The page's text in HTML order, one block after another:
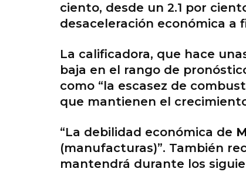
ciento, desde un 2.1 por
desaceleración económica a
La calificadora, que hace
baja en el rango de
como “la escasez de
que mantienen el
“La debilidad económica de
(manufacturas)”. También
mantendrá durante los